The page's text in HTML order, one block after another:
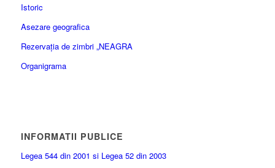
Istoric
Asezare geografica
Rezervația de zimbri „NEAGRA
Organigrama
INFORMATII PUBLICE
Legea 544 din 2001 si Legea 52 din 2003